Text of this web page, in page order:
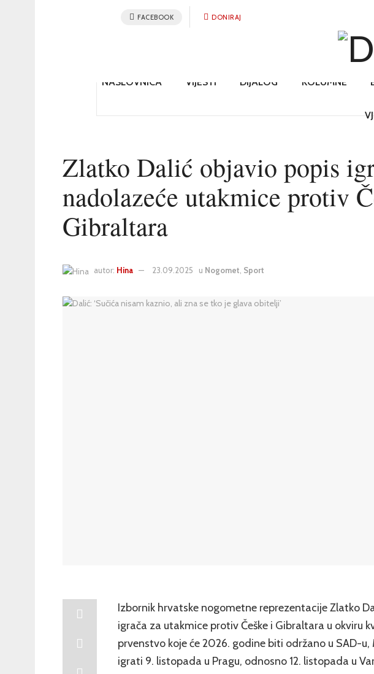
FACEBOOK DONIRAJ
NASLOVNICA VIJESTI DIJALOG KOLUMNE
Zlatko Dalić objavio popis
nadolazeće utakmice protiv
Gibraltara
autor: Hina 23.09.2025 u Nogomet Sport
Izbornik hrvatske nogometne reprezentacije Zlatko
igrača za utakmice protiv Češke i Gibraltara u okviru
prvenstvo koje će 2026. godine biti održano u SAD-u,
igrati 9. listopada u Pragu, odnosno 12. listopada u